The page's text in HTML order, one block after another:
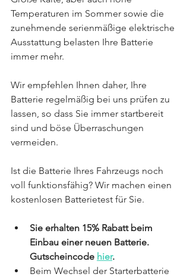
Temperaturen im Sommer sowie die
zunehmende serienmäßige elektrische
Ausstattung belasten Ihre Batterie
immer mehr.
Wir empfehlen Ihnen daher, Ihre
Batterie regelmäßig bei uns prüfen zu
lassen, so dass Sie immer startbereit
sind und böse Überraschungen
vermeiden.
Ist die Batterie Ihres Fahrzeugs noch
voll funktionsfähig? Wir machen einen
kostenlosen Batterietest für Sie.
Sie erhalten 15% Rabatt beim
Einbau einer neuen Batterie.
Gutscheincode hier.
Beim Wechsel der Starterbatterie